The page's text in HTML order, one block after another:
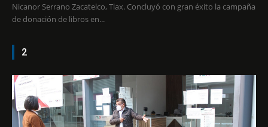
Nicanor Serrano Zacatelco, Tlax. Concluyó con gran éxito la campaña
de donación de libros en...
2